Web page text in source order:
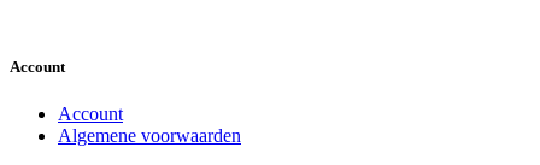
Account
Account
Algemene voorwaarden